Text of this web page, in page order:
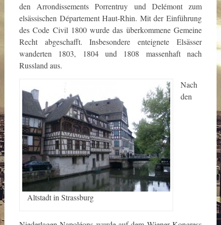
den Arrondissements Porrentruy und Delémont zum
elsässischen Département Haut-Rhin. Mit der Einführung
des Code Civil 1800 wurde das überkommene Gemeine
Recht abgeschafft. Insbesondere enteignete Elsässer
wanderten 1803, 1804 und 1808 massenhaft nach
Russland aus.
Altstadt in Strassburg
Nach
den